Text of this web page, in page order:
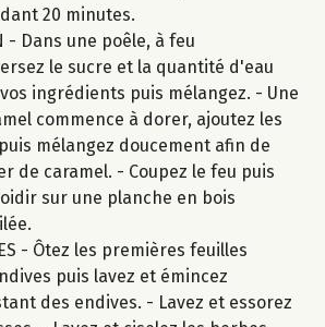
20 minutes.
- Dans une poêle, à feu
le sucre et la quantité d'eau
ingrédients puis mélangez. - Une
commence à dorer, ajoutez les
mélangez doucement afin de
de caramel. - Coupez le feu puis
sur une planche en bois
- Ôtez les premières feuilles
puis lavez et émincez
des endives. - Lavez et essorez